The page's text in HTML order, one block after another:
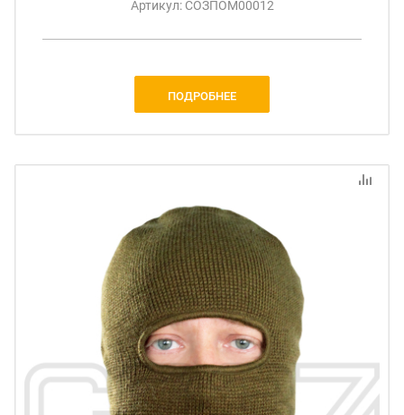
Артикул: СОЗПОМ00012
ПОДРОБНЕЕ